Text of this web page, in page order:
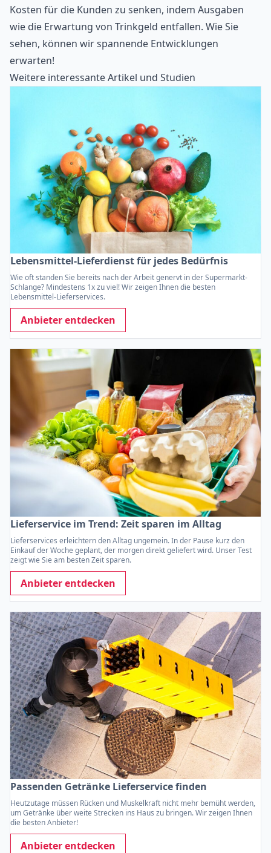
Kosten für die Kunden zu senken, indem Ausgaben
wie die Erwartung von Trinkgeld entfallen. Wie Sie
sehen, können wir spannende Entwicklungen
erwarten!
Weitere interessante Artikel und Studien
Lebensmittel-Lieferdienst für jedes Bedürfnis
Wie oft standen Sie bereits nach der Arbeit genervt in der Supermarkt-
Schlange? Mindestens 1x zu viel! Wir zeigen Ihnen die besten
Lebensmittel-Lieferservices.
Anbieter entdecken
Lieferservice im Trend: Zeit sparen im Alltag
Lieferservices erleichtern den Alltag ungemein. In der Pause kurz den
Einkauf der Woche geplant, der morgen direkt geliefert wird. Unser Test
zeigt wie Sie am besten Zeit sparen.
Anbieter entdecken
Passenden Getränke Lieferservice finden
Heutzutage müssen Rücken und Muskelkraft nicht mehr bemüht werden,
um Getränke über weite Strecken ins Haus zu bringen. Wir zeigen Ihnen
die besten Anbieter!
Anbieter entdecken